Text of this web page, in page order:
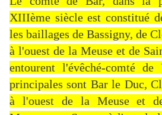
XIIIème siècle est constitué
les baillages de Bassigny, de
à l'ouest de la Meuse et de
entourent l'évêché-comté
principales sont Bar le Duc,
à l'ouest de la Meuse et